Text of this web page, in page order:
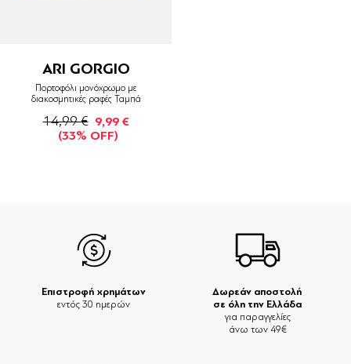
ARI GORGIO
Πορτοφόλι μονόχρωμο με
διακοσμητικές ραφές Ταμπά
14,99 € 9,99 €
(33% OFF)
Δωρεάν αποστολή
σε όλη την Ελλάδα
για παραγγελίες
άνω των 49€
Επιστροφή χρημάτων
εντός 30 ημερών